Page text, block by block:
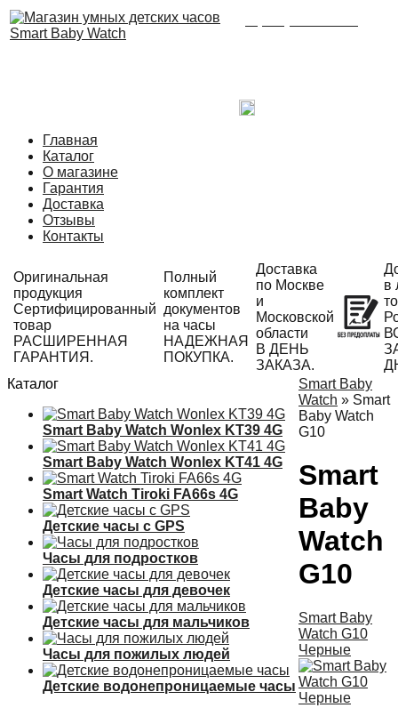
Главная
Каталог
О магазине
Гарантия
Доставка
Отзывы
Контакты
Оригинальная
продукция
Сертифицированный
товар
РАСШИРЕННАЯ
ГАРАНТИЯ.
Полный
комплект
документов
на часы
НАДЕЖНАЯ
ПОКУПКА.
Доставка
по Москве
и
Московской
области
В ДЕНЬ
ЗАКАЗА.
в
Каталог
Smart Baby Watch Wonlex KT39 4G
Smart Baby Watch Wonlex KT41 4G
Smart Watch Tiroki FA66s 4G
Детские часы с GPS
Часы для подростков
Детские часы для девочек
Детские часы для мальчиков
Часы для пожилых людей
Детские водонепроницаемые часы
Smart Baby
Watch » Smart
Baby Watch
G10
Smart
Baby
Watch
G10
Smart Baby
Watch G10
Черные